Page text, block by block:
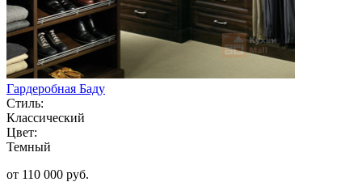
Гардеробная Баду
Стиль:
Классический
Цвет:
Темный
от 110 000 руб.